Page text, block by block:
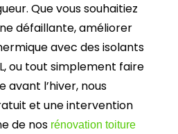
Que vous souhaitiez
défaillante, améliorer
avec des isolants
ou tout simplement faire
l’hiver, nous
et une intervention
de nos rénovation toiture